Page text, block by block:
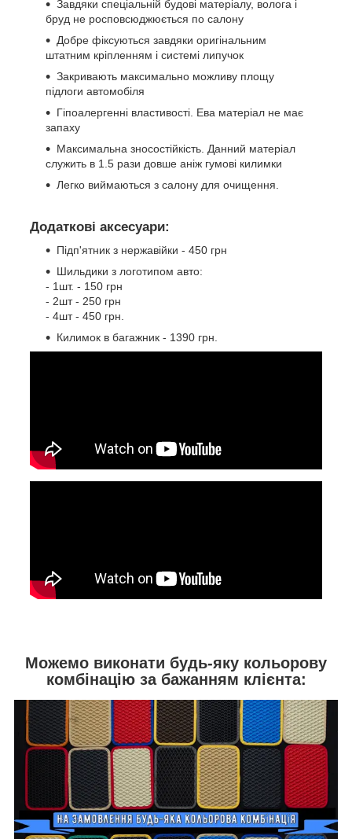
Завдяки спеціальній будові матеріалу, волога і
бруд не росповсюджюється по салону
Добре фіксуються завдяки оригінальним
штатним кріпленням і системі липучок
Закривають максимально можливу площу
підлоги автомобіля
Гіпоалергенні властивості. Ева матеріал не має
запаху
Максимальна зносостійкість. Данний матеріал
служить в 1.5 рази довше аніж гумові килимки
Легко виймаються з салону для очищення.
Додаткові аксесуари:
Підп'ятник з нержавійки - 450 грн
Шильдики з логотипом авто:
- 1шт. - 150 грн
- 2шт - 250 грн
- 4шт - 450 грн.
Килимок в багажник - 1390 грн.
Можемо виконати будь-яку кольорову
комбінацію за бажанням клієнта: